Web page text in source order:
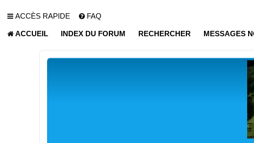
ACCÈS RAPIDE FAQ
ACCUEIL INDEX DU FORUM RECHERCHER MESSAGES